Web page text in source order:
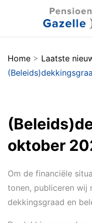
Home > Laatste
oktober
Om de financiële
tonen, publiceren wij
dekkingsgraad en